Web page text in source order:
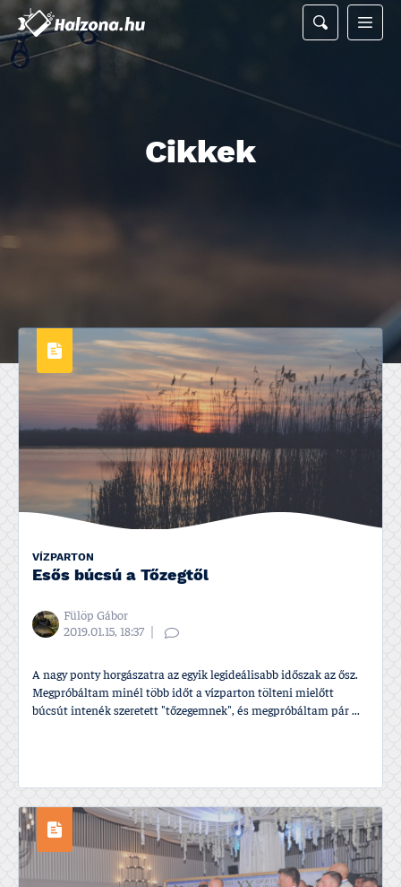
Cikkek
VÍZPARTON
Esős búcsú a Tőzegtől
Fülöp Gábor
2019.01.15, 18:37
A nagy ponty horgászatra az egyik legideálisabb időszak az ősz.
Megpróbáltam minél több időt a vízparton tölteni mielőtt
búcsút intenék szeretett "tőzegemnek", és megpróbáltam pár ...